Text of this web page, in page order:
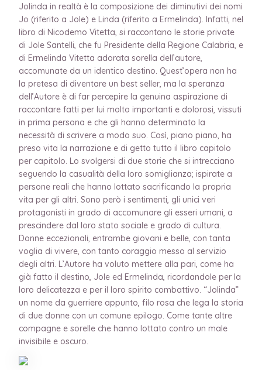
Jolinda in realtà è la composizione dei diminutivi dei nomi
Jo (riferito a Jole) e Linda (riferito a Ermelinda). Infatti, nel
libro di Nicodemo Vitetta, si raccontano le storie private
di Jole Santelli, che fu Presidente della Regione Calabria, e
di Ermelinda Vitetta adorata sorella dell’autore,
accomunate da un identico destino. Quest’opera non ha
la pretesa di diventare un best seller, ma la speranza
dell’Autore è di far percepire la genuina aspirazione di
raccontare fatti per lui molto importanti e dolorosi, vissuti
in prima persona e che gli hanno determinato la
necessità di scrivere a modo suo. Così, piano piano, ha
preso vita la narrazione e di getto tutto il libro capitolo
per capitolo. Lo svolgersi di due storie che si intrecciano
seguendo la casualità della loro somiglianza; ispirate a
persone reali che hanno lottato sacrificando la propria
vita per gli altri. Sono però i sentimenti, gli unici veri
protagonisti in grado di accomunare gli esseri umani, a
prescindere dal loro stato sociale e grado di cultura.
Donne eccezionali, entrambe giovani e belle, con tanta
voglia di vivere, con tanto coraggio messo al servizio
degli altri. L’Autore ha voluto mettere alla pari, come ha
già fatto il destino, Jole ed Ermelinda, ricordandole per la
loro delicatezza e per il loro spirito combattivo. “Jolinda”
un nome da guerriere appunto, filo rosa che lega la storia
di due donne con un comune epilogo. Come tante altre
compagne e sorelle che hanno lottato contro un male
invisibile e oscuro.